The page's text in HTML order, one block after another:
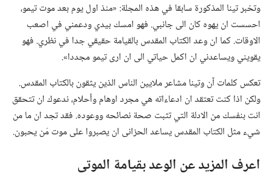
وتخبر تينا المذكورة سابقا في هذه المجلة:‏ «منذ اول يوم بعد موت تيمو،‏
احسست ان يهوه كان الى جانبي.‏ فهو امسك بيدي ودعمني في اصعب
الاوقات.‏ كما ان وعد الكتاب المقدس بالقيامة حقيقي جدا في نظري.‏ فهو
يقويني ويساعدني ان اكمل حياتي الى ان ارى تيمو مجددا».‏
تعكس كلمات آن وتينا مشاعر ملايين الناس الذين يثقون بالكتاب المقدس.‏
ولكن اذا كنت تعتقد ان ادعاءاته هي مجرد اوهام وأحلام،‏ ندعوك ان تتحقق
انت بنفسك من الادلة التي تثبت صحة نصائحه ووعوده.‏ فقد تجد ان ما من
شيء مثل الكتاب المقدس يساعد الحزانى ان يصبروا على موت مَن يحبون.‏
اعرف المزيد عن الوعد بقيامة الموتى